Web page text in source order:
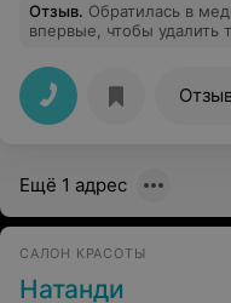
Отзыв. Обратилась в
впервые, чтобы удалить
семь сеансов удаления
тщательно изучила
оптимальную мощность
процедуры (восьмой по
рекомендации по уходу.
гладкой и здоровой, а
Ещё 1 адрес
САЛОН КРАСОТЫ
Натанди